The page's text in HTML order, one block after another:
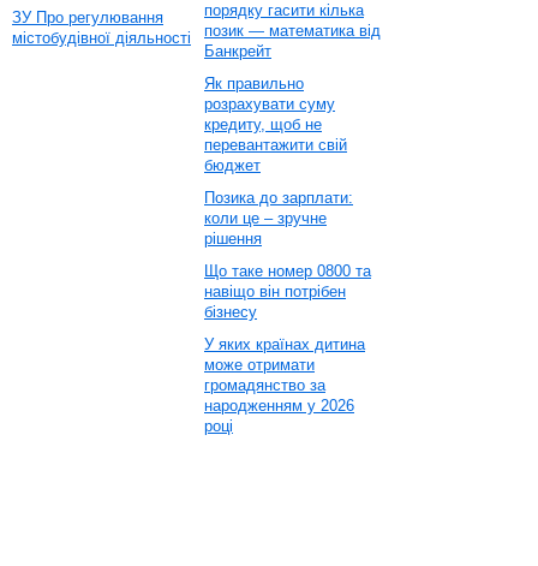
ЗУ Про регулювання
містобудівної діяльності
порядку гасити кілька
позик — математика від
Банкрейт
Як правильно
розрахувати суму
кредиту, щоб не
перевантажити свій
бюджет
Позика до зарплати:
коли це – зручне
рішення
Що таке номер 0800 та
навіщо він потрібен
бізнесу
У яких країнах дитина
може отримати
громадянство за
народженням у 2026
році